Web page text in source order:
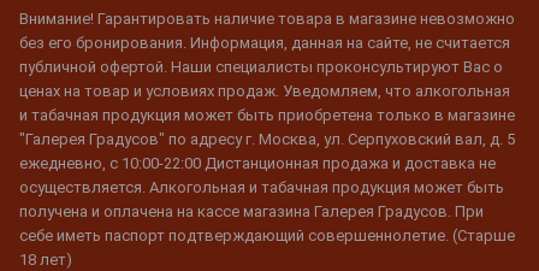
Внимание! Гарантировать наличие товара в магазине невозможно
без его бронирования. Информация, данная на сайте, не считается
публичной офертой. Наши специалисты проконсультируют Вас о
ценах на товар и условиях продаж. Уведомляем, что алкогольная
и табачная продукция может быть приобретена только в магазине
"Галерея Градусов" по адресу г. Москва, ул. Серпуховский вал, д. 5
ежедневно, с 10:00-22:00 Дистанционная продажа и доставка не
осуществляется. Алкогольная и табачная продукция может быть
получена и оплачена на кассе магазина Галерея Градусов. При
себе иметь паспорт подтверждающий совершеннолетие. (Старше
18 лет)